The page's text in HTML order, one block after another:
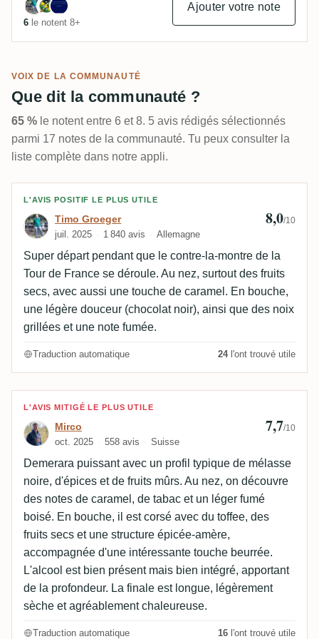
6 le notent 8+
Ajouter votre note
VOIX DE LA COMMUNAUTÉ
Que dit la communauté ?
65 % le notent entre 6 et 8. 5 avis rédigés sélectionnés
parmi 17 notes de la communauté. Tu peux consulter la
liste complète dans notre appli.
Avis de Timo Groeger
L'AVIS POSITIF LE PLUS UTILE
Timo Groeger
juil. 2025 1 840 avis Allemagne
8,0/10
Super départ pendant que le contre-la-montre de la
Tour de France se déroule. Au nez, surtout des fruits
secs, avec aussi une touche de caramel. En bouche,
une légère douceur (chocolat noir), ainsi que des noix
grillées et une note fumée.
Traduction automatique 24l'ont trouvé utile
Avis de Mirco
L'AVIS MITIGÉ LE PLUS UTILE
Mirco
oct. 2025 558 avis Suisse
7,7/10
Demerara puissant avec un profil typique de mélasse
noire, d'épices et de fruits mûrs. Au nez, on découvre
des notes de caramel, de tabac et un léger fumé
boisé. En bouche, il est corsé avec du toffee, des
fruits secs et une structure épicée-amère,
accompagnée d'une intéressante touche beurrée.
L'alcool est bien présent mais bien intégré, apportant
de la profondeur. La finale est longue, légèrement
sèche et agréablement chaleureuse.
Traduction automatique 16 l'ont trouvé utile